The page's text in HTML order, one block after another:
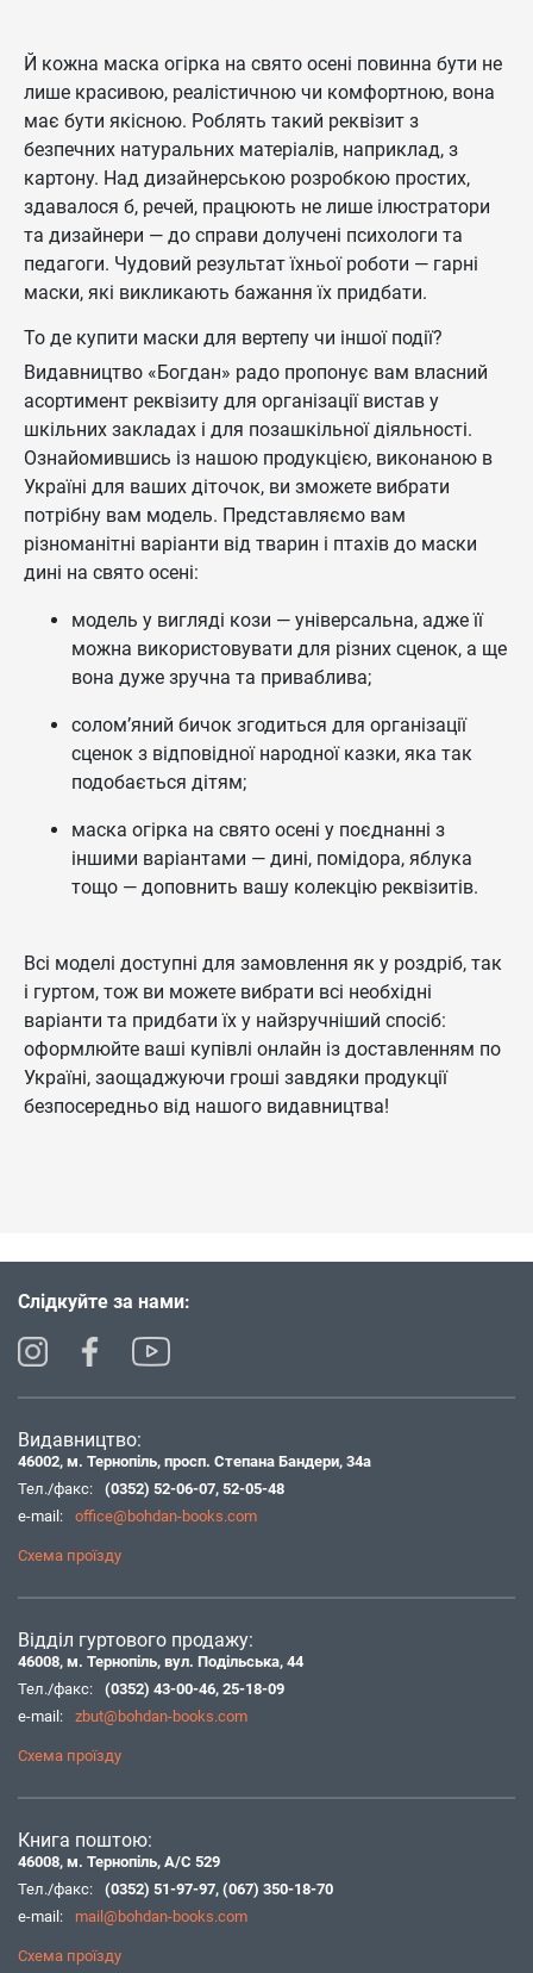
Й кожна маска огірка на свято осені повинна бути не
лише красивою, реалістичною чи комфортною, вона
має бути якісною. Роблять такий реквізит з
безпечних натуральних матеріалів, наприклад, з
картону. Над дизайнерською розробкою простих,
здавалося б, речей, працюють не лише ілюстратори
та дизайнери — до справи долучені психологи та
педагоги. Чудовий результат їхньої роботи — гарні
маски, які викликають бажання їх придбати.
То де купити маски для вертепу чи іншої події?
Видавництво «Богдан» радо пропонує вам власний
асортимент реквізиту для організації вистав у
шкільних закладах і для позашкільної діяльності.
Ознайомившись із нашою продукцією, виконаною в
Україні для ваших діточок, ви зможете вибрати
потрібну вам модель. Представляємо вам
різноманітні варіанти від тварин і птахів до маски
дині на свято осені:
модель у вигляді кози — універсальна, адже її
можна використовувати для різних сценок, а ще
вона дуже зручна та приваблива;
солом’яний бичок згодиться для організації
сценок з відповідної народної казки, яка так
подобається дітям;
маска огірка на свято осені у поєднанні з
іншими варіантами — дині, помідора, яблука
тощо — доповнить вашу колекцію реквізитів.
Всі моделі доступні для замовлення як у роздріб, так
і гуртом, тож ви можете вибрати всі необхідні
варіанти та придбати їх у найзручніший спосіб:
оформлюйте ваші купівлі онлайн із доставленням по
Україні, заощаджуючи гроші завдяки продукції
безпосередньо від нашого видавництва!
Слідкуйте за нами:
Видавництво:
46002, м. Тернопіль, просп. Степана Бандери, 34а
Тел./факс:
(0352) 52-06-07, 52-05-48
e-mail:
office@bohdan-books.com
Схема проїзду
Відділ гуртового продажу:
46008, м. Тернопіль, вул. Подільська, 44
Тел./факс:
(0352) 43-00-46, 25-18-09
e-mail:
zbut@bohdan-books.com
Схема проїзду
Книга поштою:
46008, м. Тернопіль, А/С 529
Тел./факс:
(0352) 51-97-97, (067) 350-18-70
e-mail:
mail@bohdan-books.com
Схема проїзду